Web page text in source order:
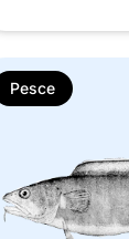
Pesce